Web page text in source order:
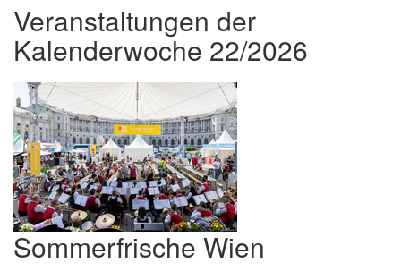
Veranstaltungen der
Kalenderwoche 22/2026
Sommerfrische Wien